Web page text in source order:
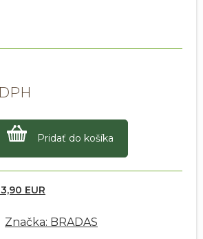
Pridať do košíka
3,90 EUR
Značka: BRADAS